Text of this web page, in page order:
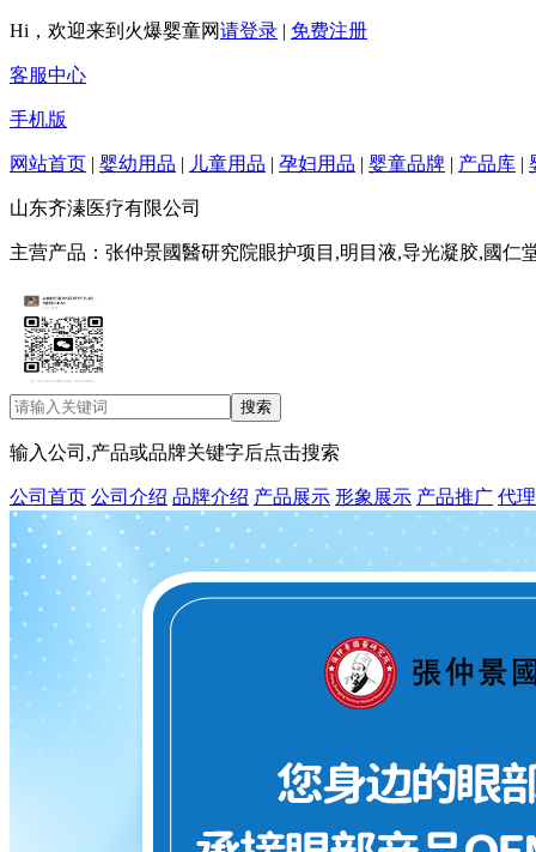
Hi，欢迎来到火爆婴童网请登录 | 免费注册
客服中心
手机版
网站首页 | 婴幼用品 | 儿童用品 | 孕妇用品 | 婴童品牌 | 产品库 |
山东齐溱医疗有限公司
主营产品：张仲景國醫研究院眼护项目,明目液,导光凝胶,國仁
输入公司,产品或品牌关键字后点击搜索
公司首页 公司介绍 品牌介绍 产品展示 形象展示 产品推广 代